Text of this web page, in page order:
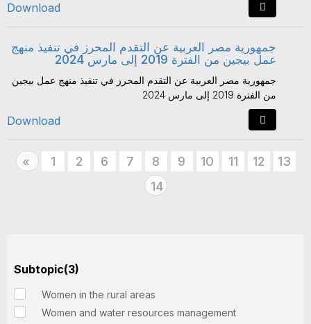
Download
جمهورية مصر العربية عن التقدم المحرز في تنفيذ منهج
عمل بيجين من الفترة 2019 إلى مارس 2024
جمهورية مصر العربية عن التقدم المحرز في تنفيذ منهج عمل بيجين
من الفترة 2019 إلى مارس 2024
Download
« Previous
1 2 6 7 8 9 10 11 12
13
14
Subtopic(3)
Women in the rural areas
Women and water resources management